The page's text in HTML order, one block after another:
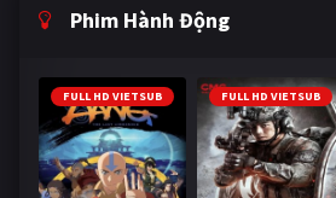
Phim Hành Động
FULL HD VIETSUB FULL HD VIETSUB